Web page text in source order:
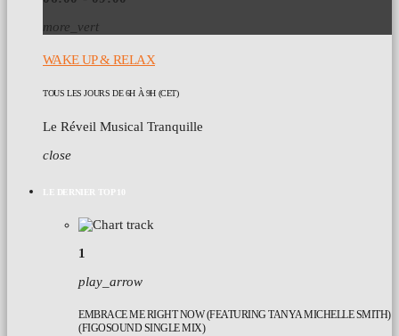
more_vert
WAKE UP & RELAX
TOUS LES JOURS DE 6H À 9H (CET)
Le Réveil Musical Tranquille
close
LE DERNIER TOP 10
1
play_arrow
EMBRACE ME RIGHT NOW (FEATURING TANYA MICHELLE SMITH)
(FIGOSOUND SINGLE MIX)